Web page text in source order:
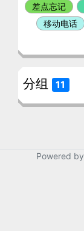
差点忘记
移动电话
分组 11
Powered by